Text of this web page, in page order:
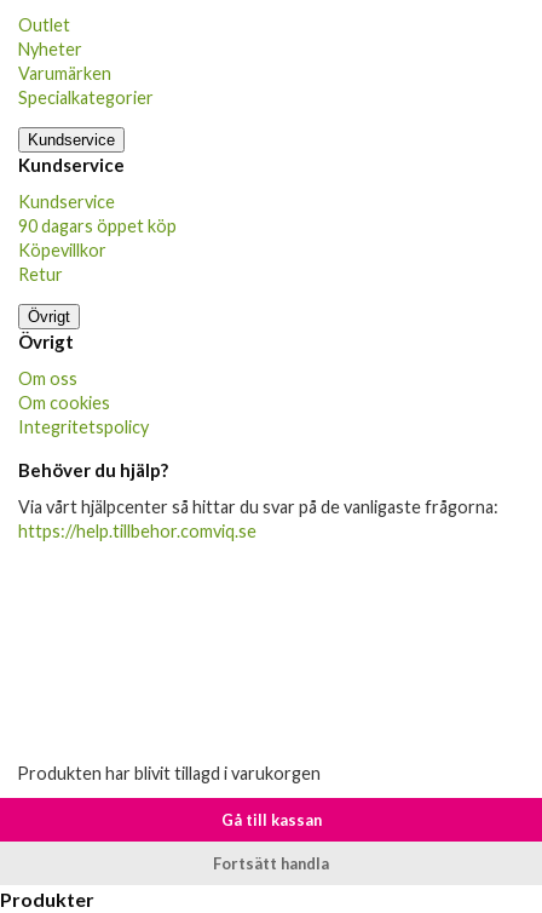
Outlet
Nyheter
Varumärken
Specialkategorier
Kundservice
Kundservice
Kundservice
90 dagars öppet köp
Köpevillkor
Retur
Övrigt
Övrigt
Om oss
Om cookies
Integritetspolicy
Behöver du hjälp?
Via vårt hjälpcenter så hittar du svar på de vanligaste frågorna:
https://help.tillbehor.comviq.se
Produkten har blivit tillagd i varukorgen
Gå till kassan
Fortsätt handla
Produkter